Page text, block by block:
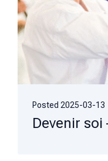
Posted 2025-03-13
Devenir soi